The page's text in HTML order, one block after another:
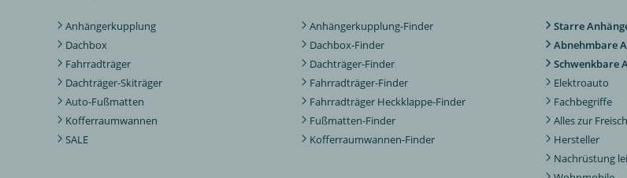
Anhängerkupplung
Dachbox
Fahrradträger
Dachträger-Skiträger
Auto-Fußmatten
Kofferraumwannen
SALE
Anhängerkupplung-Finder
Dachbox-Finder
Dachträger-Finder
Fahrradträger-Finder
Fahrradträger Heckklappe-Finder
Fußmatten-Finder
Kofferraumwannen-Finder
Starre
Abnehmbare
Schwenkbare
Elektroauto
Fachbegriffe
Alles zur
Hersteller
Nachrüstung